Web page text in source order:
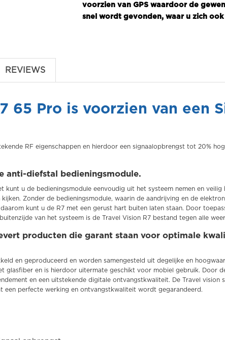
voorzien van GPS waardoor de
snel wordt gevonden, waar u zich
REVIEWS
65 Pro is voorzien van een
RF eigenschappen en hierdoor een signaalopbrengst tot 20%
anti-diefstal bedieningsmodule.
kunt u de bedieningsmodule eenvoudig uit het systeem nemen en veilig
Zonder de bedieningsmodule, waarin de aandrijving en de
kunt u de R7 met een gerust hart buiten laten staan. Door
van het systeem is de Travel Vision R7 bestand tegen alle
producten die garant staan voor optimale
en geproduceerd en worden samengesteld uit degelijke en
glasfiber en is hierdoor uitermate geschikt voor mobiel gebruik. Door
en een uitstekende digitale ontvangstkwaliteit. De Travel vision
een perfecte werking en ontvangstkwaliteit wordt gegarandeerd.